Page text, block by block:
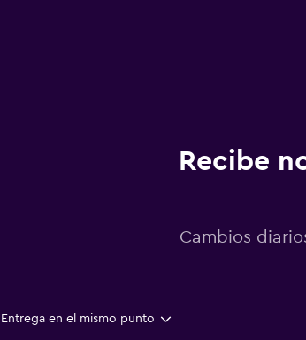
Recibe
Cambios
Entrega en el mismo punto